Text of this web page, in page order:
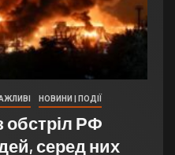
НОВИНИ | ПОДІЇ
обстріл РФ
серед них